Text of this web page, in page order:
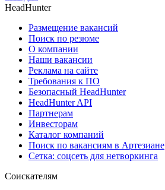
HeadHunter
Размещение вакансий
Поиск по резюме
О компании
Наши вакансии
Реклама на сайте
Требования к ПО
Безопасный HeadHunter
HeadHunter API
Партнерам
Инвесторам
Каталог компаний
Поиск по вакансиям в Артезиане
Сетка: соцсеть для нетворкинга
Соискателям